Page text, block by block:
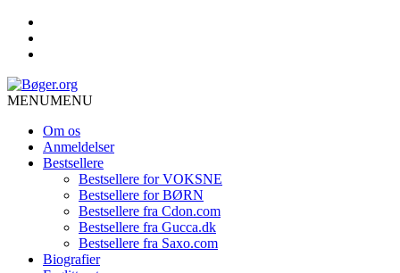
MENUMENU
Om os
Anmeldelser
Bestsellere
Bestsellere for VOKSNE
Bestsellere for BØRN
Bestsellere fra Cdon.com
Bestsellere fra Gucca.dk
Bestsellere fra Saxo.com
Biografier